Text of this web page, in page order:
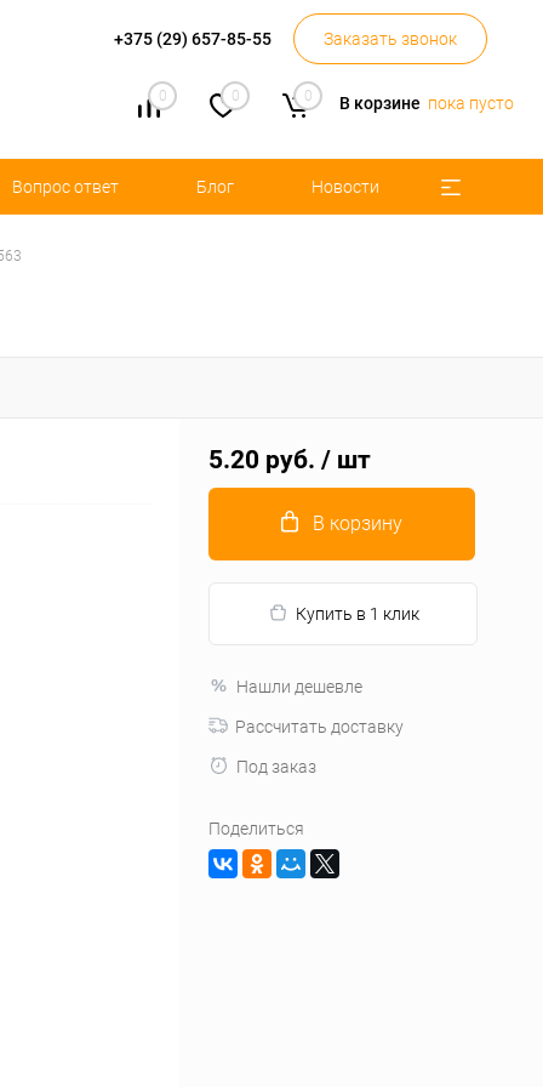
+375 (29) 657-85-55 Заказать звонок
0 0 0 В корзине пока пусто
Вопрос ответ Блог Новости
5.20 руб. / шт
В корзину
Купить в 1 клик
Нашли дешевле
Рассчитать доставку
Под заказ
Поделиться